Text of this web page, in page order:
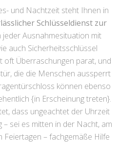
und Nachtzeit steht Ihnen in
Schlüsseldienst zur
jeder Ausnahmesituation mit
auch Sicherheitsschlüssel
oft Überraschungen parat, und
die die Menschen aussperrt
können ebenso
{in Erscheinung treten}.
dass ungeachtet der Uhrzeit
sei es mitten in der Nacht, am
– fachgemäße Hilfe